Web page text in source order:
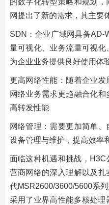
的数字化转型策略和规划
网提出了新的需求，其主要
SDN：企业广域网具备AD-
量可视化、业务流量可视化
为企业业务提供良好使用体
更高网络性能：随着企业
网络业务需求更趋融合化
高转发性能
网络管理：需要更加简单
设备管理与维护，提高效率
面临这种机遇和挑战，
营商网络的深入理解以及
代MSR2600/3600/5600系
采用了业界高性能多核处